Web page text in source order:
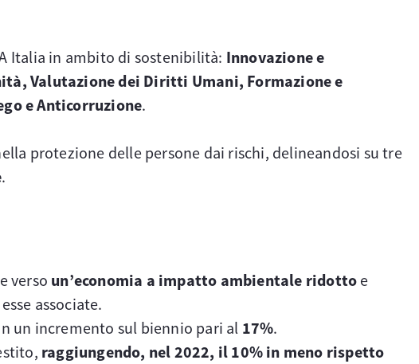
Italia in ambito di sostenibilità: Innovazione e
Valutazione dei Diritti Umani, Formazione e
e Anticorruzione.
protezione delle persone dai rischi, delineandosi su tre
.
verso un’economia a impatto ambientale ridotto e
associate.
un incremento sul biennio pari al 17%.
raggiungendo, nel 2022, il 10% in meno rispetto